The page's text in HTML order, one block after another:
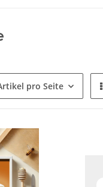
pro Seite